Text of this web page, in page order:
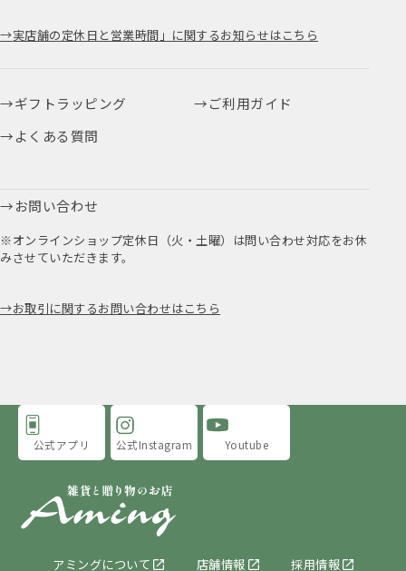
実店舗の定休日と営業時間」に関するお知らせはこちら
ギフトラッピング
ご利用ガイド
よくある質問
お問い合わせ
※オンラインショップ定休日（火・土曜）は問い合わせ対応をお休
みさせていただきます。
お取引に関するお問い合わせはこちら
アミングについて 店舗情報 採用情報
公式アプリ 公式Instagram Youtube